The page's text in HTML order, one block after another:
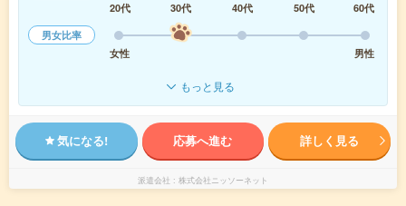
20代
30代 40代 50代
60代
男女比率
女性
男性
もっと見る
気になる! 応募へ進む 詳しく見る
派遣会社 株式会社ニッソーネット